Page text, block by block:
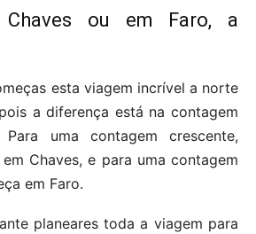
Chaves ou em Faro, a
esta viagem incrível a norte
a diferença está na contagem
uma contagem crescente,
Chaves, e para uma contagem
em Faro.
planeares toda a viagem para